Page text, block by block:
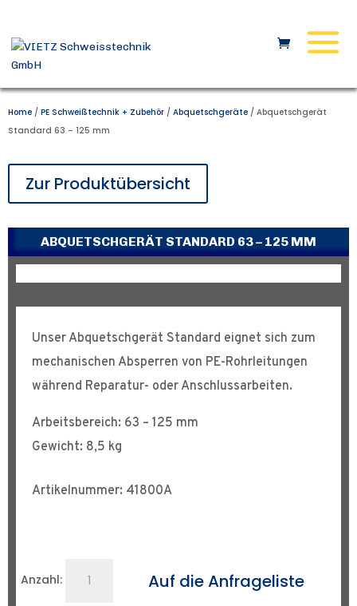
Home / PE Schweißtechnik + Zubehör / Abquetschgeräte / Abquetschgerät
Standard 63 – 125 mm
Zur Produktübersicht
ABQUETSCHGERÄT STANDARD 63 – 125 MM
Unser Abquetschgerät Standard eignet sich zum
mechanischen Absperren von PE-Rohrleitungen
während Reparatur- oder Anschlussarbeiten.
Arbeitsbereich: 63 – 125 mm
Gewicht: 8,5 kg
Artikelnummer: 41800A
Anzahl:
Standard
Auf die Anfrageliste